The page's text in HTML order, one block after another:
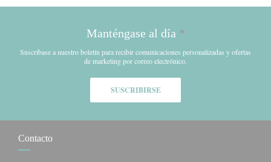
Manténgase al día *
Suscríbase a nuestro boletín para recibir comunicaciones personalizadas y ofertas
de marketing por correo electrónico.
SUSCRIBIRSE
Contacto